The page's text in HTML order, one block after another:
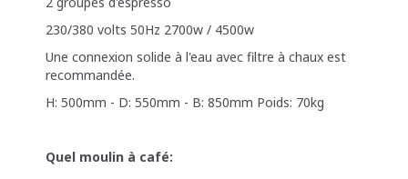
230/380 volts 50Hz 2700w / 4500w
Une connexion solide à l'eau avec filtre à chaux est
recommandée.
H: 500mm - D: 550mm - B: 850mm Poids: 70kg
Quel moulin à café: